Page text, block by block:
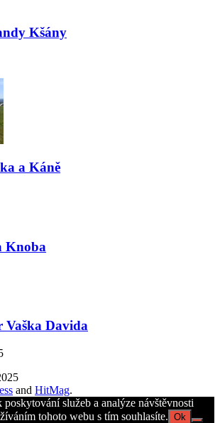
Kšány
a Káně
Knoba
Vaška Davida
and HitMag.
služeb a analýze návštěvnosti
tohoto webu s tím souhlasíte. Ok